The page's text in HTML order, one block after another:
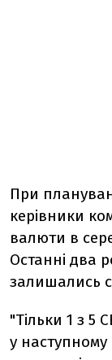
При
керівники
валюти в
Останні два
залишались
"Тільки 1 з 5
у наступному